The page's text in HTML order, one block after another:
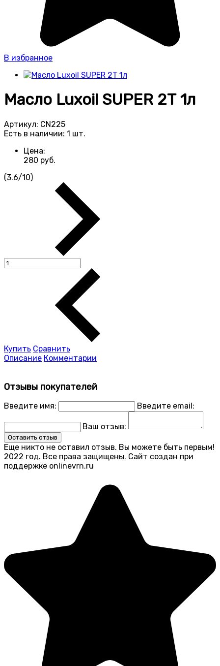
В избранное
Масло Luxoil SUPER 2Т 1л
Артикул: CN225
Есть в наличии: 1 шт.
Цена:
280 руб.
(3.6/10)
Купить Сравнить
Описание Комментарии
Отзывы покупателей
Введите имя: Введите email:
Ваш отзыв:
Оставить отзыв
Еще никто не оставил отзыв. Вы можете быть первым!
2022 год. Все права защищены. Сайт создан при
поддержке onlinevrn.ru